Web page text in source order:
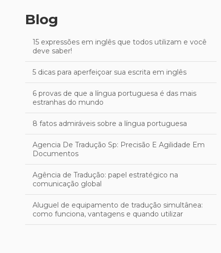
Blog
15 expressões em inglês que todos utilizam e você
deve saber!
5 dicas para aperfeiçoar sua escrita em inglês
6 provas de que a língua portuguesa é das mais
estranhas do mundo
8 fatos admiráveis sobre a língua portuguesa
Agencia De Tradução Sp: Precisão E Agilidade Em
Documentos
Agência de Tradução: papel estratégico na
comunicação global
Aluguel de equipamento de tradução simultânea:
como funciona, vantagens e quando utilizar